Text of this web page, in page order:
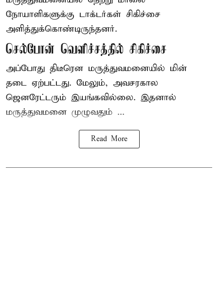
நோயாளிகளுக்கு டாக்டர்கள் சிகிச்சை
அளித்துக்கொண்டிருந்தனர்.
செல்போன் வெளிச்சத்தில் சிகிச்சை
அப்போது திடீரென மருத்துவமனையில் மின்
தடை ஏற்பட்டது. மேலும், அவசரகால
ஜெனரேட்டரும் இயங்கவில்லை. இதனால்
மருத்துவமனை முழுவதும் ...
Read More